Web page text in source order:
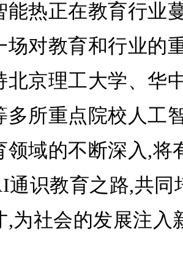
正在教育行业蔓
场对教育和行业的
北京理工大学、华
多所重点院校人工
领域的不断深入,将
通识教育之路,共同
,为社会的发展注入